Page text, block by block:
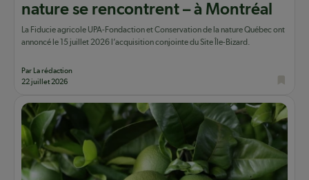
nature se rencontrent – à Montréal
La Fiducie agricole UPA-Fondaction et Conservation de la nature Québec ont
annoncé le 15 juillet 2026 l’acquisition conjointe du Site Île-Bizard.
Par La rédaction
22 juillet 2026